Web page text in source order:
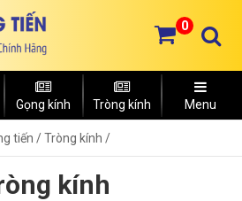
0
Gọng kính Tròng kính Menu
tiến /Tròng kính /
kính